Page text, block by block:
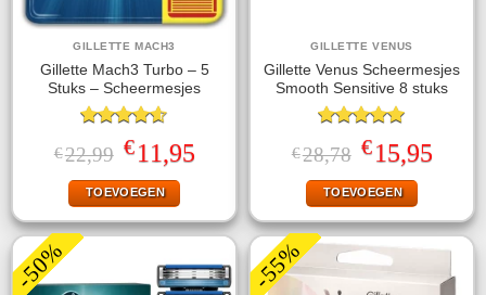
GILLETTE MACH3
Gillette Mach3 Turbo – 5
Stuks – Scheermesjes
Gewaardeerd
4.60uit 5
€22,99 Oorspronkelijke
prijs
was:
€22,99.
€11,95Huidige
prijs
TOEVOEGEN
GILLETTE VENUS
Gillette Venus Scheermesjes
Smooth Sensitive 8 stuks
Gewaardeerd
5.00uit 5
€28,78 Oorspronkelijke
prijs
was:
€28,78.
€15,95Huidige
prijs
TOEVOEGEN
-50% -55%